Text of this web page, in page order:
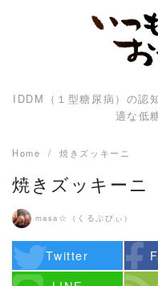
IDDM（１型糖尿病）の認
適な低
Home 焼きズッキーニ
焼きズッキーニ
masa☆（くるぷぴぃ）
Twitter